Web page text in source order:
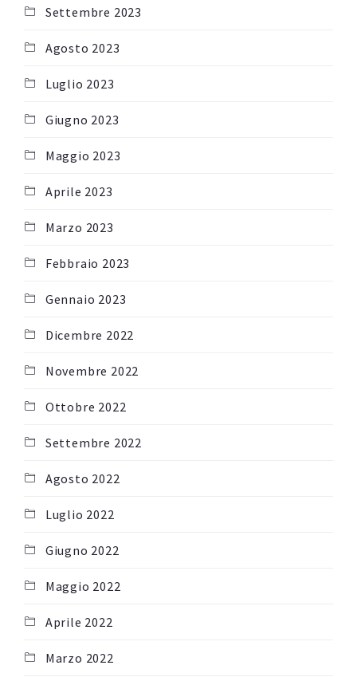
Settembre 2023
Agosto 2023
Luglio 2023
Giugno 2023
Maggio 2023
Aprile 2023
Marzo 2023
Febbraio 2023
Gennaio 2023
Dicembre 2022
Novembre 2022
Ottobre 2022
Settembre 2022
Agosto 2022
Luglio 2022
Giugno 2022
Maggio 2022
Aprile 2022
Marzo 2022